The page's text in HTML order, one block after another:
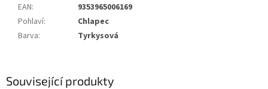
Související produkty
EAN:
9353965006169
Pohlaví:
Chlapec
Barva: Tyrkysová